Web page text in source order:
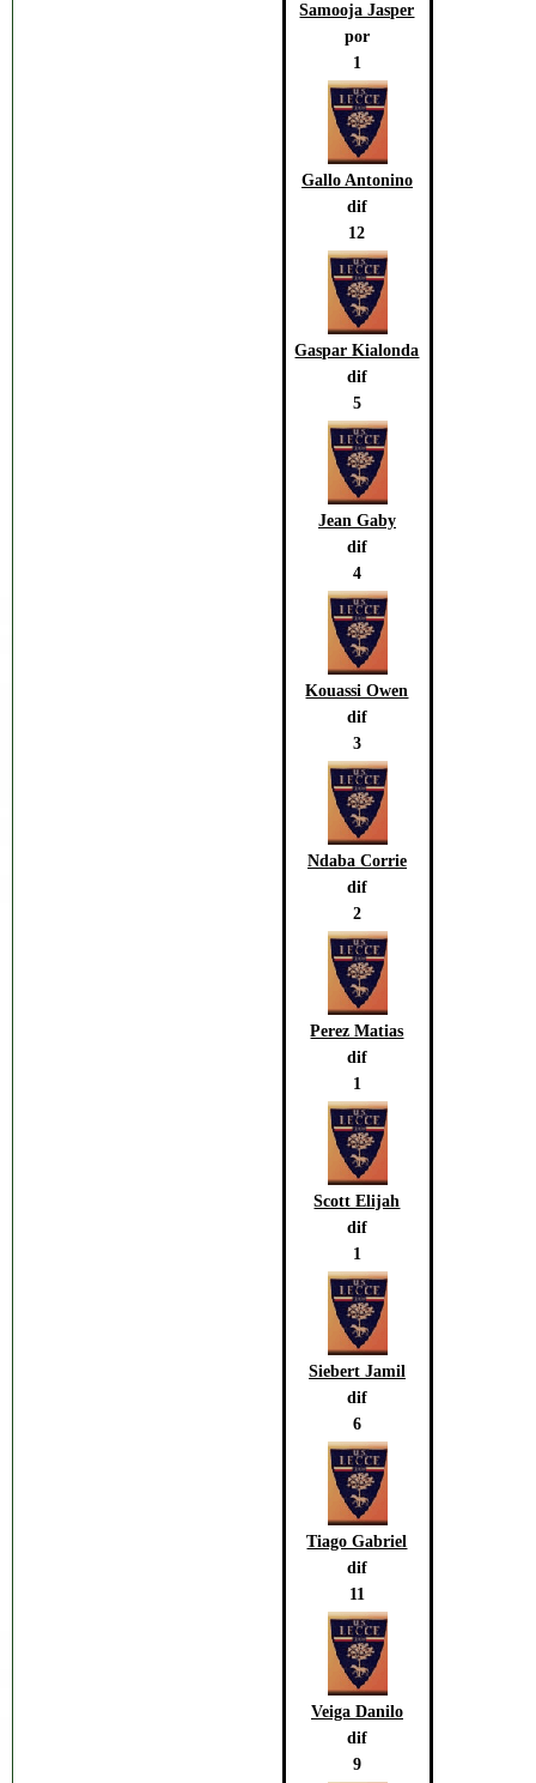
Samooja Jasper
por
1
Gallo Antonino
dif
12
Gaspar Kialonda
dif
5
Jean Gaby
dif
4
Kouassi Owen
dif
3
Ndaba Corrie
dif
2
Perez Matias
dif
1
Scott Elijah
dif
1
Siebert Jamil
dif
6
Tiago Gabriel
dif
11
Veiga Danilo
dif
9